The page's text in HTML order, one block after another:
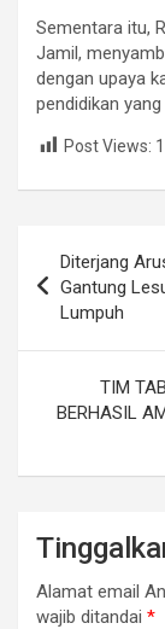
Sementara itu,
Jamil,
dengan upaya
pendidikan
Post Views:
pos
Diterjang
Gantung
Lumpuh
TIM
BERHASIL
Alamat email
wajib ditandai *